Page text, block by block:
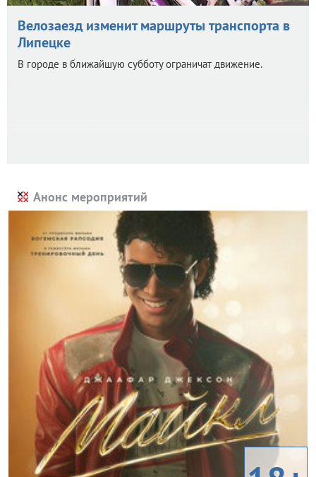
Велозаезд изменит маршруты транспорта в
Липецке
В городе в ближайшую субботу ограничат движение.
Анонс мероприятий